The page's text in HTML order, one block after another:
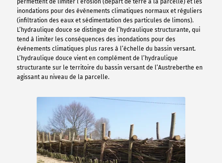
permettent de limiter l’érosion (départ de terre à la parcelle) et les
inondations pour des évènements climatiques normaux et réguliers
(infiltration des eaux et sédimentation des particules de limons).
L’hydraulique douce se distingue de l’hydraulique structurante, qui
tend à limiter les conséquences des inondations pour des
événements climatiques plus rares à l’échelle du bassin versant.
L’hydraulique douce vient en complément de l’hydraulique
structurante sur le territoire du bassin versant de l’Austreberthe en
agissant au niveau de la parcelle.